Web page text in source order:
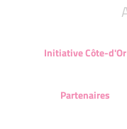
Initiative Côte-d'Or
Partenaires